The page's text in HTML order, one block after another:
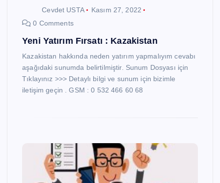
Cevdet USTA
Kasım 27, 2022
0 Comments
Yeni Yatırım Fırsatı : Kazakistan
Kazakistan hakkında neden yatırım yapmalıyım cevabı
aşağıdaki sunumda belirtilmiştir. Sunum Dosyası için
Tıklayınız >>> Detaylı bilgi ve sunum için bizimle
iletişim geçin . GSM : 0 532 466 60 68